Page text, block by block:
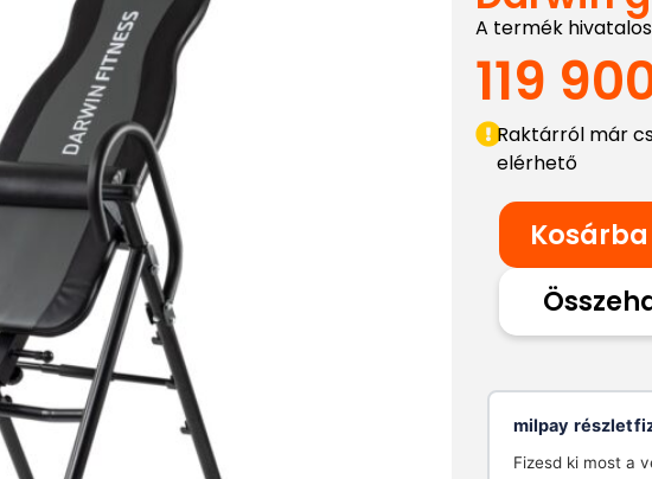
A termék hivatalos
119
Raktárról már
elérhető
milpay
Fizesd ki most a